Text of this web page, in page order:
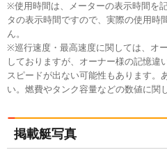
※使用時間は、メーターの表示時間を
タの表示時間ですので、実際の使用時
ん。
※巡行速度・最高速度に関しては、オ
しておりますが、オーナー様の記憶違
スピードが出ない可能性もあります。
い。燃費やタンク容量などの数値に関
掲載艇写真